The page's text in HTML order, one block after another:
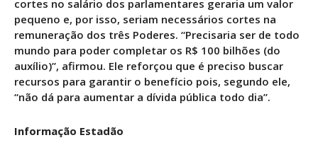
cortes no salário dos parlamentares geraria um valor
pequeno e, por isso, seriam necessários cortes na
remuneração dos três Poderes. “Precisaria ser de todo
mundo para poder completar os R$ 100 bilhões (do
auxílio)”, afirmou. Ele reforçou que é preciso buscar
recursos para garantir o benefício pois, segundo ele,
“não dá para aumentar a dívida pública todo dia”.
Informação Estadão